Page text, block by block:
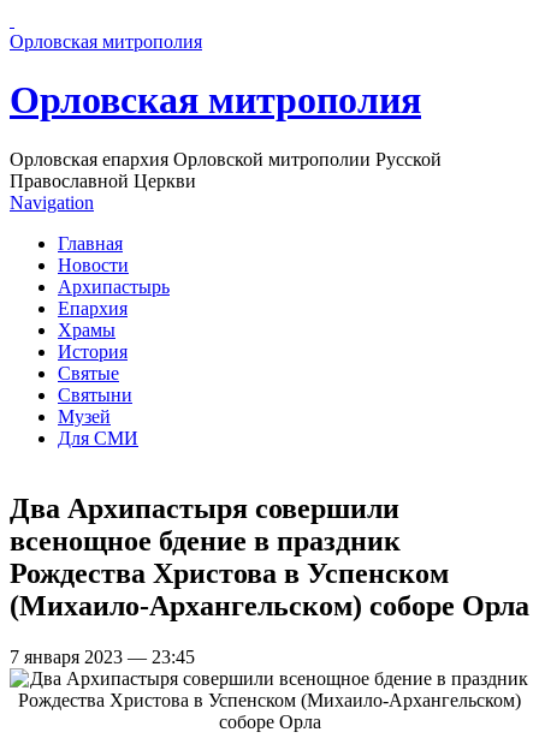
Орловская митрополия
Орловская митрополия
Орловская епархия Орловской митрополии Русской
Православной Церкви
Navigation
Главная
Новости
Архипастырь
Епархия
Храмы
История
Святые
Святыни
Музей
Для СМИ
Два Архипастыря совершили
всенощное бдение в праздник
Рождества Христова в Успенском
(Михаило-Архангельском) соборе Орла
7 января 2023 — 23:45